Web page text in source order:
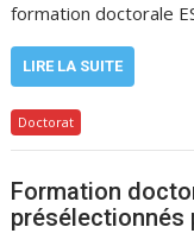
formation doctorale
LIRE LA SUITE
Doctorat
Formation
présélectionnés